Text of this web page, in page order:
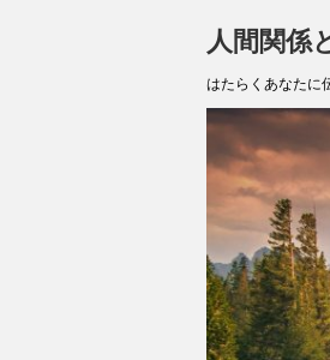
人間関係
はたらくあなたに